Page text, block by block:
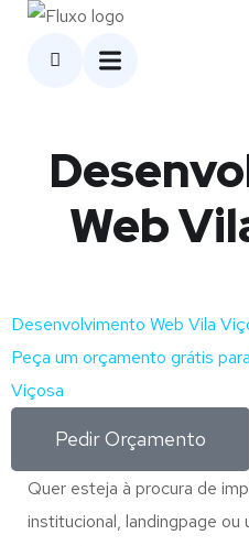
Web
Desenvolvimento Web Vila
Peça um orçamento grátis
Viçosa
Pedir Orçamento
Quer esteja à procura de
institucional, landingpage ou